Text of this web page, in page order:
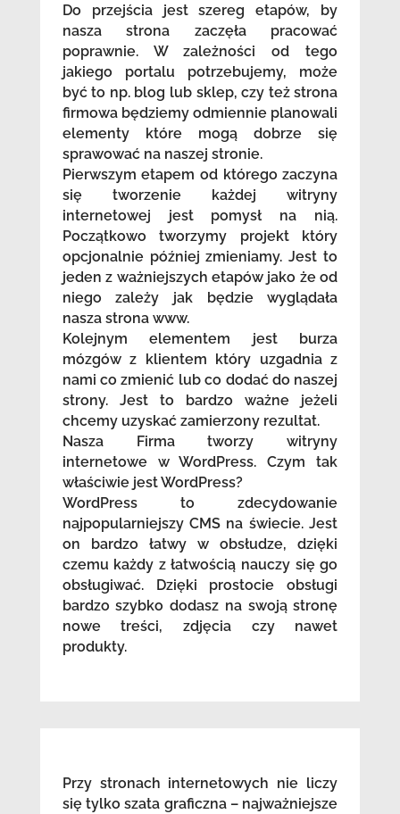
Do przejścia jest szereg etapów, by
nasza strona zaczęła pracować
poprawnie. W zależności od tego
jakiego portalu potrzebujemy, może
być to np. blog lub sklep, czy też strona
firmowa będziemy odmiennie planowali
elementy które mogą dobrze się
sprawować na naszej stronie.
Pierwszym etapem od którego zaczyna
się tworzenie każdej witryny
internetowej jest pomysł na nią.
Początkowo tworzymy projekt który
opcjonalnie później zmieniamy. Jest to
jeden z ważniejszych etapów jako że od
niego zależy jak będzie wyglądała
nasza strona www.
Kolejnym elementem jest burza
mózgów z klientem który uzgadnia z
nami co zmienić lub co dodać do naszej
strony. Jest to bardzo ważne jeżeli
chcemy uzyskać zamierzony rezultat.
Nasza Firma tworzy witryny
internetowe w WordPress. Czym tak
właściwie jest WordPress?
WordPress to zdecydowanie
najpopularniejszy CMS na świecie. Jest
on bardzo łatwy w obsłudze, dzięki
czemu każdy z łatwością nauczy się go
obsługiwać. Dzięki prostocie obsługi
bardzo szybko dodasz na swoją stronę
nowe treści, zdjęcia czy nawet
produkty.
Przy stronach internetowych nie liczy
się tylko szata graficzna – najważniejsze